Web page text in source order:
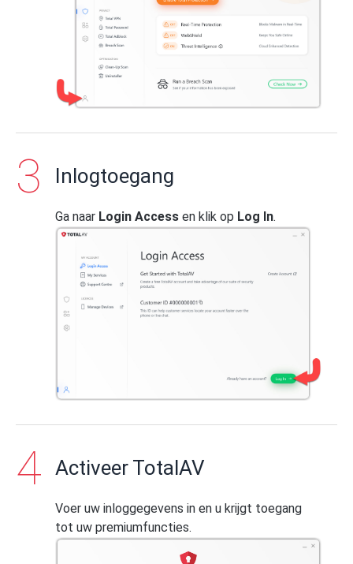
Inlogtoegang
Ga naar Login Access en klik op Log In.
Activeer TotalAV
Voer uw inloggegevens in en u krijgt toegang
tot uw premiumfuncties.